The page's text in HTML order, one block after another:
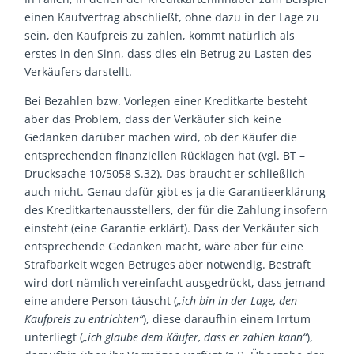
einen Kaufvertrag abschließt, ohne dazu in der Lage zu
sein, den Kaufpreis zu zahlen, kommt natürlich als
erstes in den Sinn, dass dies ein Betrug zu Lasten des
Verkäufers darstellt.
Bei Bezahlen bzw. Vorlegen einer Kreditkarte besteht
aber das Problem, dass der Verkäufer sich keine
Gedanken darüber machen wird, ob der Käufer die
entsprechenden finanziellen Rücklagen hat (vgl. BT –
Drucksache 10/5058 S.32). Das braucht er schließlich
auch nicht. Genau dafür gibt es ja die Garantieerklärung
des Kreditkartenausstellers, der für die Zahlung insofern
einsteht (eine Garantie erklärt). Dass der Verkäufer sich
entsprechende Gedanken macht, wäre aber für eine
Strafbarkeit wegen Betruges aber notwendig. Bestraft
wird dort nämlich vereinfacht ausgedrückt, dass jemand
eine andere Person täuscht („ich bin in der Lage, den
Kaufpreis zu entrichten“), diese daraufhin einem Irrtum
unterliegt („ich glaube dem Käufer, dass er zahlen kann“),